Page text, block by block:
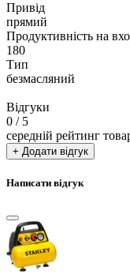
Привід
прямий
Продуктивність на
180
Тип
безмасляний
Відгуки
0 / 5
середній рейтинг
+ Додати відгук
Написати відгук